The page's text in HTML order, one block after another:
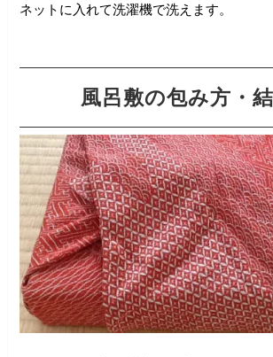
ネットに入れて洗濯機で洗えます。
風呂敷の包み方・